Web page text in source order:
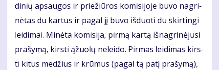
di­nių ap­sau­gos ir prie­žiū­ros ko­mi­si­jo­je bu­vo nag­ri­
nė­tas du kar­tus ir pa­gal jį bu­vo iš­duo­ti du skir­tin­gi
lei­di­mai. Mi­nė­ta ko­mi­si­ja, pir­mą kar­tą iš­nag­ri­nė­ju­si
pra­šy­mą, kirs­ti ąžuo­lų ne­lei­do. Pir­mas lei­di­mas kirs­
ti ki­tus me­džius ir krū­mus (pa­gal tą pa­tį pra­šy­mą),